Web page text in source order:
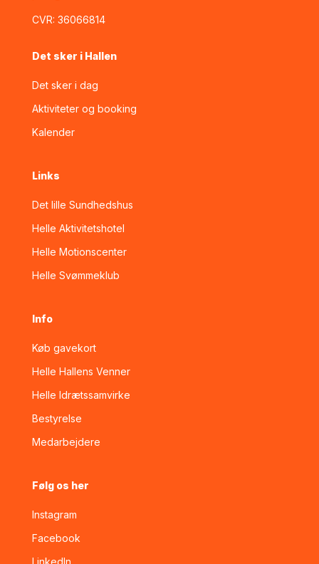
CVR: 36066814
Det sker i Hallen
Det sker i dag
Aktiviteter og booking
Kalender
Links
Det lille Sundhedshus
Helle Aktivitetshotel
Helle Motionscenter
Helle Svømmeklub
Info
Køb gavekort
Helle Hallens Venner
Helle Idrætssamvirke
Bestyrelse
Medarbejdere
Følg os her
Instagram
Facebook
LinkedIn